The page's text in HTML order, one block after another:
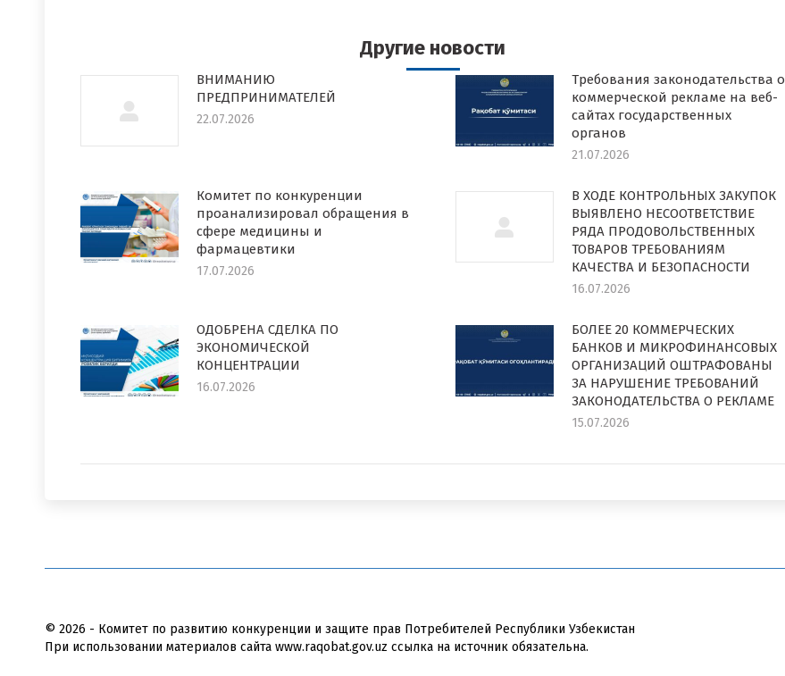
Другие новости
ВНИМАНИЮ
ПРЕДПРИНИМАТЕЛЕЙ
22.07.2026
Требования законодательства о
коммерческой рекламе на веб-
сайтах государственных
органов
21.07.2026
Комитет по конкуренции
проанализировал обращения в
сфере медицины и
фармацевтики
17.07.2026
В ХОДЕ КОНТРОЛЬНЫХ ЗАКУПОК
ВЫЯВЛЕНО НЕСООТВЕТСТВИЕ
РЯДА ПРОДОВОЛЬСТВЕННЫХ
ТОВАРОВ ТРЕБОВАНИЯМ
КАЧЕСТВА И БЕЗОПАСНОСТИ
16.07.2026
ОДОБРЕНА СДЕЛКА ПО
ЭКОНОМИЧЕСКОЙ
КОНЦЕНТРАЦИИ
16.07.2026
БОЛЕЕ 20 КОММЕРЧЕСКИХ
БАНКОВ И МИКРОФИНАНСОВЫХ
ОРГАНИЗАЦИЙ ОШТРАФОВАНЫ
ЗА НАРУШЕНИЕ ТРЕБОВАНИЙ
ЗАКОНОДАТЕЛЬСТВА О РЕКЛАМЕ
15.07.2026
© 2026 - Комитет по развитию конкуренции и защите прав Потребителей Республики Узбекистан
При использовании материалов сайта www.raqobat.gov.uz ссылка на источник обязательна.